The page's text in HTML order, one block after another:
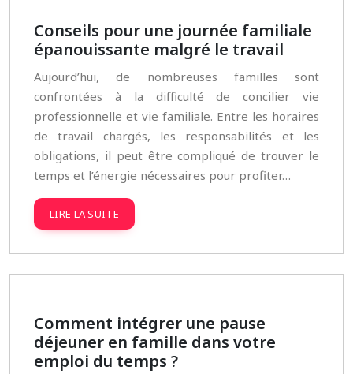
Conseils pour une journée familiale
épanouissante malgré le travail
Aujourd’hui, de nombreuses familles sont
confrontées à la difficulté de concilier vie
professionnelle et vie familiale. Entre les horaires
de travail chargés, les responsabilités et les
obligations, il peut être compliqué de trouver le
temps et l’énergie nécessaires pour profiter…
LIRE LA SUITE
Comment intégrer une pause
déjeuner en famille dans votre
emploi du temps ?